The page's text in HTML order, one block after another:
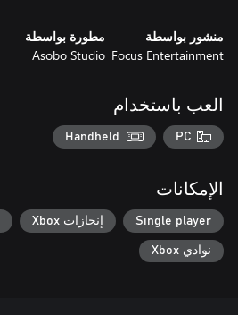
منشور بواسطة
Focus Entertainment
مطورة بواسطة
Asobo Studio
العب باستخدام
PC
Handheld
الإمكانات
Single player إنجازات Xbox
نوادي Xbox